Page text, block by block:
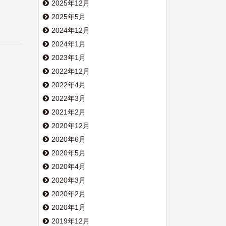
2025年12月
2025年5月
2024年12月
2024年1月
2023年1月
2022年12月
2022年4月
2022年3月
2021年2月
2020年12月
2020年6月
2020年5月
2020年4月
2020年3月
2020年2月
2020年1月
2019年12月